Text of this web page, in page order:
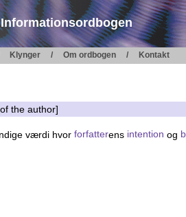
Klynger Om ordbogen Kontakt
the author]
værdi hvor forfatterens intention og